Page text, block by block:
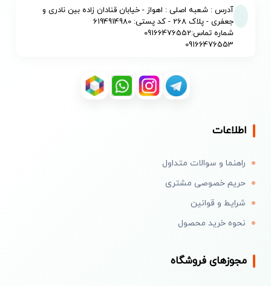
آدرس : شعبه اصلی : اهواز - خیابان قنادان زاده بین نادری و
جعفری - پلاک 268 - کد پستی: 6194914980
شماره تماس:09166476552
09166476553
اطلاعات
راهنما و سوالات متداول
حریم خصوصی مشتری
شرایط و قوانین
نحوه خرید محصول
مجوزهای فروشگاه